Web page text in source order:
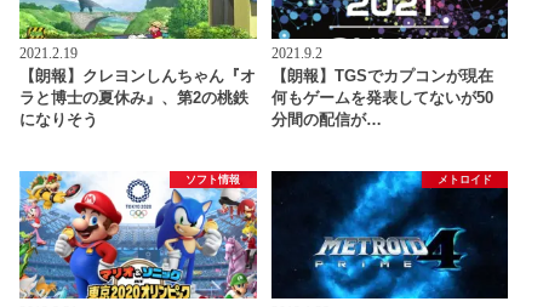
2021.2.19
【朗報】クレヨンしんちゃん『オ
ラと博士の夏休み』、第2の桃鉄
になりそう
2021.9.2
【朗報】TGSでカプコンが現在
何もゲームを発表してないが50
分間の配信が…
ソフト情報 メトロイド